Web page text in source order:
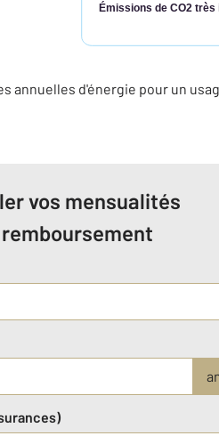
Émissions de CO2
annuelles d'énergie pour un
vos mensualités